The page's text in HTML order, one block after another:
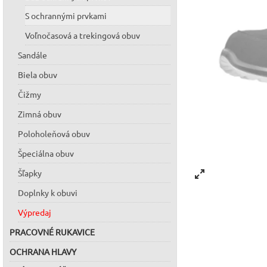
S ochrannými prvkami
Voľnočasová a trekingová obuv
Sandále
Biela obuv
Čižmy
Zimná obuv
Poloholeňová obuv
Špeciálna obuv
Šľapky
Doplnky k obuvi
Výpredaj
PRACOVNÉ RUKAVICE
OCHRANA HLAVY